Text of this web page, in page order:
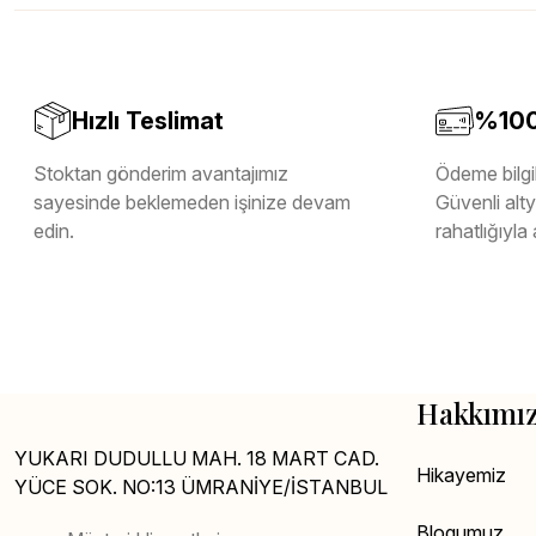
Hızlı Teslimat
Stoktan gönderim avantajımız
sayesinde beklemeden işinize devam
edin.
Ödeme
Güvenli
rahatlığıyla
YUKARI DUDULLU MAH. 18 MART CAD.
YÜCE SOK. NO:13 ÜMRANİYE/İSTANBUL
Hikayemiz